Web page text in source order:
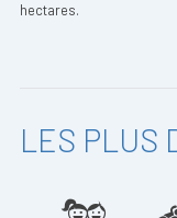
hectares.
LES PLUS